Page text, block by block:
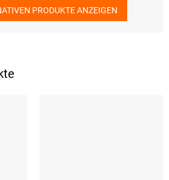
PRODUKTE ANZEIGEN